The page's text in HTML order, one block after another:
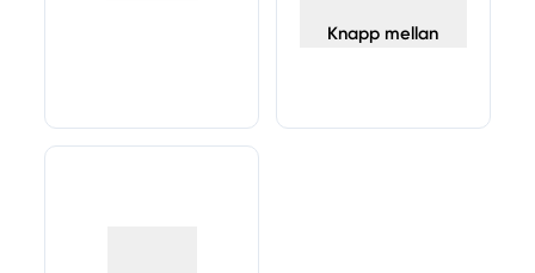
Knapp mellan